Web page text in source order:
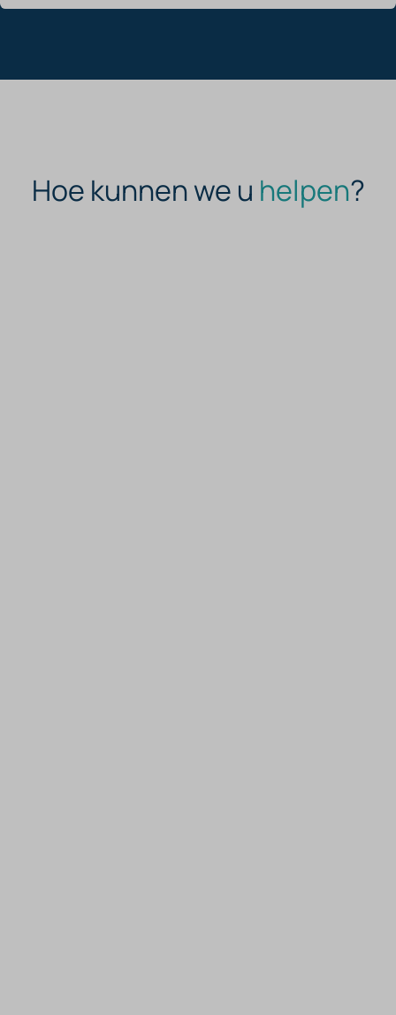
Hoe kunnen we u helpen?